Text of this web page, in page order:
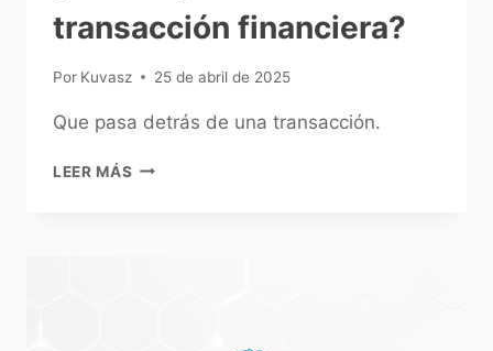
transacción financiera?
Por Kuvasz 25 de abril de 2025
Que pasa detrás de una transacción.
LEER MÁS